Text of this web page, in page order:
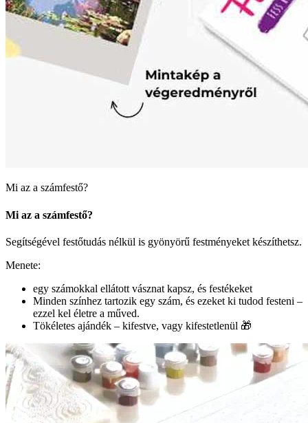
Mi az a számfestő?
Mi az a számfestő?
Segítségével festőtudás nélkül is gyönyörű festményeket készíthetsz.
Menete:
egy számokkal ellátott vásznat kapsz, és festékeket
Minden színhez tartozik egy szám, és ezeket ki tudod festeni –
ezzel kel életre a műved.
Tökéletes ajándék – kifestve, vagy kifestetlenül 🎁